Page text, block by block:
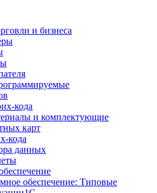
и бизнеса
кода
и комплектующие
карт
кода
данных
обеспечение: Типовые